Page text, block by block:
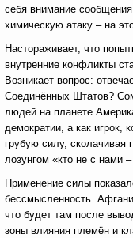
себя внимание
химическую атаку – на
Настораживает, что
внутренние конфликты
Возникает вопрос:
Соединённых Штатов?
людей на планете
демократии, а как игрок,
грубую силу, сколачивая
лозунгом «кто не с нами
Применение силы
бессмысленность.
что будет там после
зоны влияния племён и